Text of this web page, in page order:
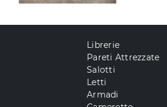
Librerie
Pareti Attrezzate
Salotti
Letti
Armadi